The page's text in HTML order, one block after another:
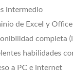
intermedio
de Excel y Office
completa
habilidades
a PC e internet